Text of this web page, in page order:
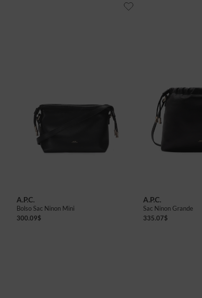
A.P.C.
Bolso Sac Ninon Mini
300.09$
A.P.C.
Sac Ninon Grande
335.07$